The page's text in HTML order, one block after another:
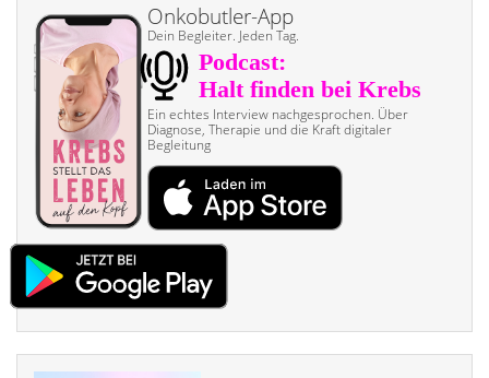
Onkobutler-App
Dein Begleiter. Jeden Tag.
Ein echtes Interview nach­gesprochen. Über
Diagnose, Therapie und die Kraft digitaler
Begleitung